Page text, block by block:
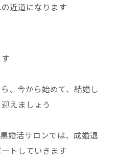
近道になります
、今から始めて、結婚し
えましょう
婚活サロンでは、成婚退
トしていきます